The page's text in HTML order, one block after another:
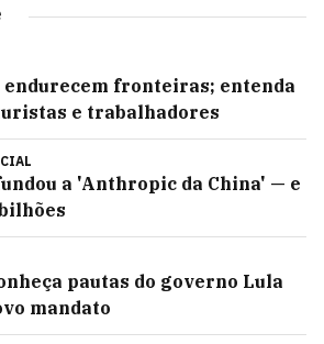
fronteiras; entenda
e trabalhadores
a 'Anthropic da China' — e
pautas do governo Lula
mandato